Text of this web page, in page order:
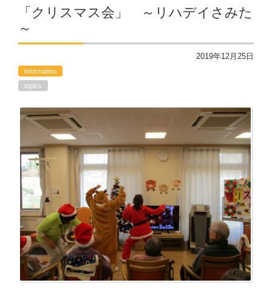
「クリスマス会」 ～リハデイさみた
～
2019年12月25日
information
topics